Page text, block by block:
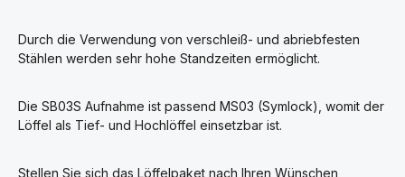
Durch die Verwendung von verschleiß- und abriebfesten
Stählen werden sehr hohe Standzeiten ermöglicht.
Die SB03S Aufnahme ist passend MS03 (Symlock), womit der
Löffel als Tief- und Hochlöffel einsetzbar ist.
Stellen Sie sich das Löffelpaket nach Ihren Wünschen